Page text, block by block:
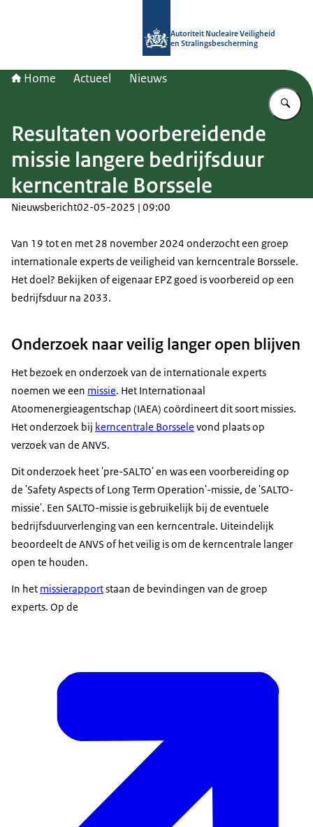
Autoriteit Nucleaire Veiligheid
en Stralingsbescherming
Home Actueel Nieuws
Resultaten voorbereidende
missie langere bedrijfsduur
kerncentrale Borssele
Nieuwsbericht02-05-2025 | 09:00
Van 19 tot en met 28 november 2024 onderzocht een groep
internationale experts de veiligheid van kerncentrale Borssele.
Het doel? Bekijken of eigenaar EPZ goed is voorbereid op een
bedrijfsduur na 2033.
Onderzoek naar veilig langer open blijven
Het bezoek en onderzoek van de internationale experts
noemen we een missie. Het Internationaal
Atoomenergieagentschap (IAEA) coördineert dit soort missies.
Het onderzoek bij kerncentrale Borssele vond plaats op
verzoek van de ANVS.
Dit onderzoek heet 'pre-SALTO' en was een voorbereiding op
de 'Safety Aspects of Long Term Operation'-missie, de 'SALTO-
missie'. Een SALTO-missie is gebruikelijk bij de eventuele
bedrijfsduurverlenging van een kerncentrale. Uiteindelijk
beoordeelt de ANVS of het veilig is om de kerncentrale langer
open te houden.
In het missierapportstaan de bevindingen van de groep
experts. Op de